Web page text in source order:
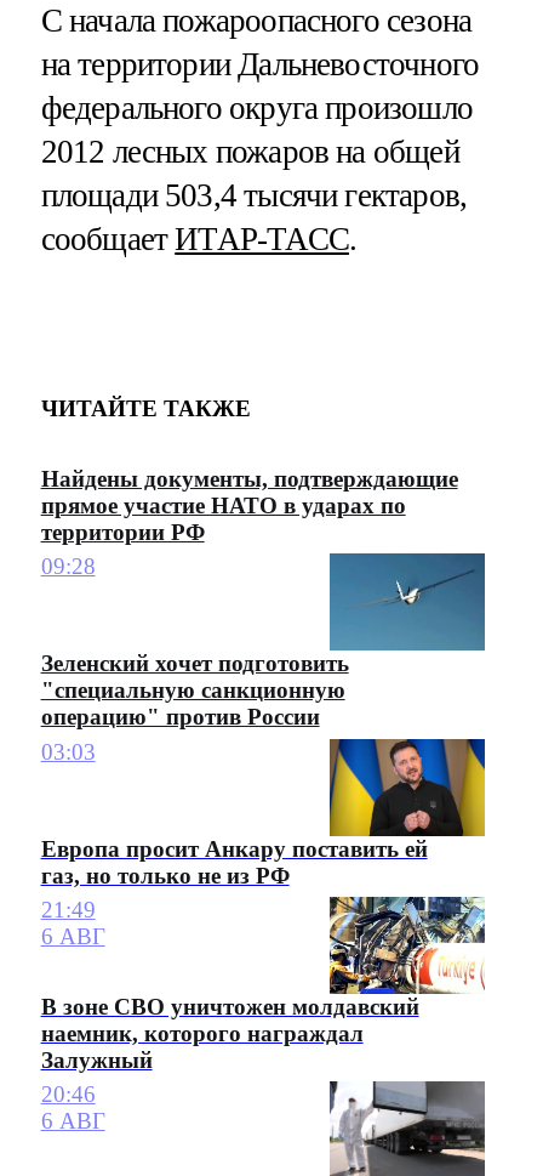
С начала пожароопасного сезона
на территории Дальневосточного
федерального округа произошло
2012 лесных пожаров на общей
площади 503,4 тысячи гектаров,
сообщаетИТАР-ТАСС.
ЧИТАЙТЕ ТАКЖЕ
Найдены документы, подтверждающие
прямое участие НАТО в ударах по
территории РФ
09:28
Зеленский хочет подготовить
"специальную санкционную
операцию" против России
03:03
Европа просит Анкару поставить ей
газ, но только не из РФ
21:49
6 АВГ
В зоне СВО уничтожен молдавский
наемник, которого награждал
Залужный
20:46
6 АВГ